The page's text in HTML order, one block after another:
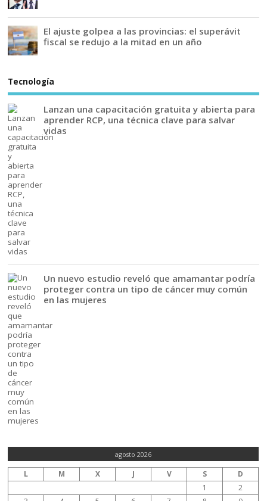
El ajuste golpea a las provincias: el superávit
fiscal se redujo a la mitad en un año
Tecnología
Lanzan una capacitación gratuita y abierta para
aprender RCP, una técnica clave para salvar
vidas
Un nuevo estudio reveló que amamantar podría
proteger contra un tipo de cáncer muy común
en las mujeres
agosto 2026
L M X J V S
D
1
2